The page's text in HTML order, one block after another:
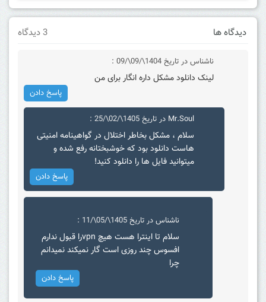
دیدگاه ها 3 دیدگاه
ناشناس در تاریخ 1404\/09\/09 :
لینک دانلود مشکل داره انگار برای من
پاسخ دادن
Mr.Soul در تاریخ 1405\/02\/25 :
سلام ، مشکل بخاطر اختلال در گواهینامه امنیتی
هاست دانلود بود که خوشبختانه رفع شده و
میتوانید فایل ها را دانلود کنید!
پاسخ دادن
ناشناس در تاریخ 1405\/05\/11 :
سلام تا اینترا هست هیچ vpnرا قبول ندارم
افسوس چند روزی است گار نمیکند نمیدانم
چرا
پاسخ دادن